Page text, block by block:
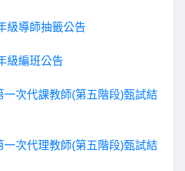
級導師抽籤公告
級編班公告
一次代課教師(第五階段)甄試結
一次代理教師(第五階段)甄試結